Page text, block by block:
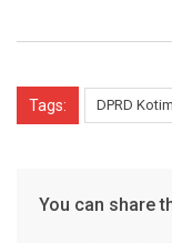
Tags: DPRD Kotim
You can share